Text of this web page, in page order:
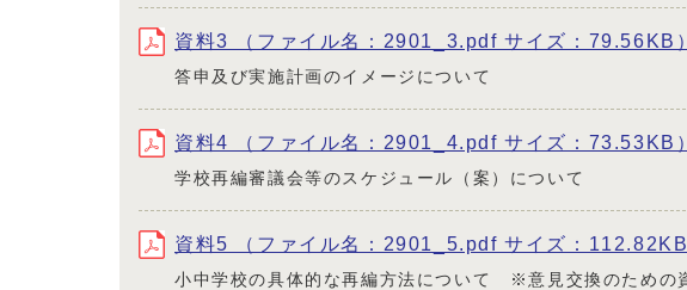
資料3 （ファイル名：2901_3.pdf サイズ：79.56KB）
答申及び実施計画のイメージについて
資料4 （ファイル名：2901_4.pdf サイズ：73.53KB）
学校再編審議会等のスケジュール（案）について
資料5 （ファイル名：2901_5.pdf サイズ：112.82KB
小中学校の具体的な再編方法について ※意見交換のための